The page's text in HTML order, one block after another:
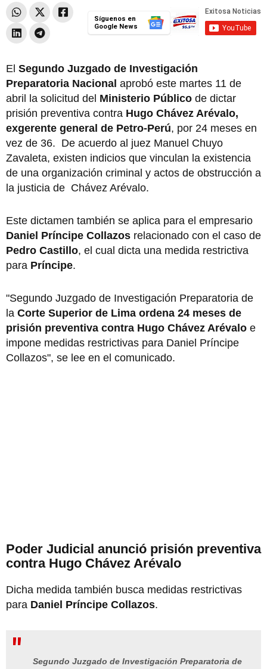
Síguenos en
Google News
El Segundo Juzgado de Investigación
Preparatoria Nacional aprobó este martes 11 de
abril la solicitud del Ministerio Público de dictar
prisión preventiva contra Hugo Chávez Arévalo,
exgerente general de Petro-Perú, por 24 meses en
vez de 36. De acuerdo al juez Manuel Chuyo
Zavaleta, existen indicios que vinculan la existencia
de una organización criminal y actos de obstrucción a
la justicia de Chávez Arévalo.
Este dictamen también se aplica para el empresario
Daniel Príncipe Collazos relacionado con el caso de
Pedro Castillo, el cual dicta una medida restrictiva
para Príncipe.
"Segundo Juzgado de Investigación Preparatoria de
la Corte Superior de Lima ordena 24 meses de
prisión preventiva contra Hugo Chávez Arévalo e
impone medidas restrictivas para Daniel Príncipe
Collazos", se lee en el comunicado.
Poder Judicial anunció prisión preventiva
contra Hugo Chávez Arévalo
Dicha medida también busca medidas restrictivas
para Daniel Príncipe Collazos.
Segundo Juzgado de Investigación Preparatoria de